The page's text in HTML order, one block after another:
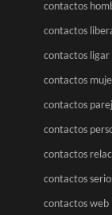
contactos
contactos
contactos ligar
contactos
contactos
contactos
contactos
contactos
contactos web